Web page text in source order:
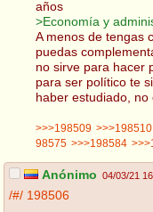
años
>Economía y
A menos de tengas
puedas
no sirve para hacer
para ser político te
haber estudiado, no
>>>198509 >>>198510
98575 >>>198584
Anónimo 04/03/21
/#/ 198506